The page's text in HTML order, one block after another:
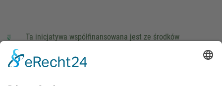
Ta inicjatywa współfinansowana jest ze środków
parlamentarzystów Landtagu Saksońskiego budżetu.